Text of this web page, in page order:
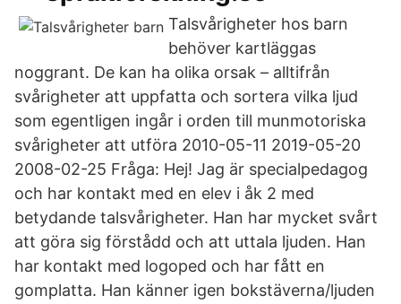
Talsvårigheter hos barn
behöver kartläggas
noggrant. De kan ha olika orsak – alltifrån
svårigheter att uppfatta och sortera vilka ljud
som egentligen ingår i orden till munmotoriska
svårigheter att utföra 2010-05-11 2019-05-20
2008-02-25 Fråga: Hej! Jag är specialpedagog
och har kontakt med en elev i åk 2 med
betydande talsvårigheter. Han har mycket svårt
att göra sig förstådd och att uttala ljuden. Han
har kontakt med logoped och har fått en
gomplatta. Han känner igen bokstäverna/ljuden